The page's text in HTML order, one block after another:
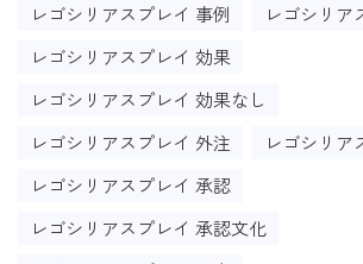
レゴシリアスプレイ 事例
レゴシリア
レゴシリアスプレイ 効果
レゴシリアスプレイ 効果なし
レゴシリアスプレイ 外注
レゴシリア
レゴシリアスプレイ 承認
レゴシリアスプレイ 承認文化